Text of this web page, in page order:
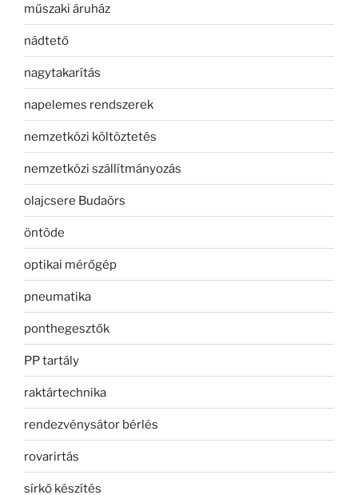
műszaki áruház
nádtető
nagytakarítás
napelemes rendszerek
nemzetközi költöztetés
nemzetközi szállítmányozás
olajcsere Budaörs
öntöde
optikai mérőgép
pneumatika
ponthegesztők
PP tartály
raktártechnika
rendezvénysátor bérlés
rovarirtás
sírkő készítés